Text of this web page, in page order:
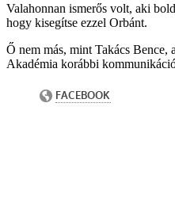
Valahonnan ismerős volt, aki
hogy kisegítse ezzel Orbánt.
Ő nem más, mint Takács Bence,
Akadémia korábbi